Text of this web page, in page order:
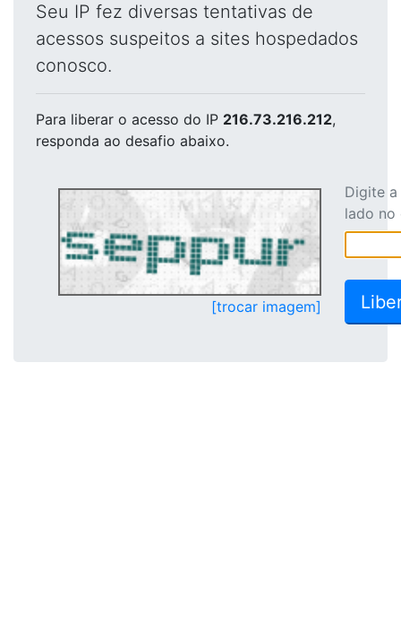
Seu IP fez diversas tentativas de
acessos suspeitos a sites hospedados
conosco.
Para liberar o acesso do IP 216.73.216.212,
responda ao desafio abaixo.
[trocar imagem]
Digite
lado no